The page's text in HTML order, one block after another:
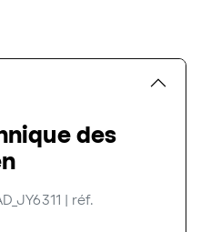
des
| réf.